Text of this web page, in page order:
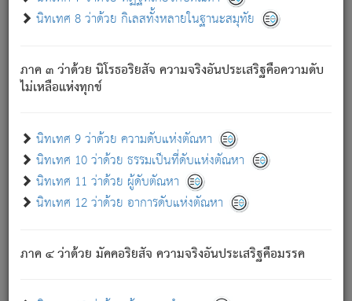
นิทเทศ 8 ว่าด้วย กิเลสทั้งหลายในฐานะสมุทัย
ภาค ๓ ว่าด้วย นิโรธอริยสัจ ความจริงอันประเสริฐคือความดับ
ไม่เหลือแห่งทุกข์
นิทเทศ 9 ว่าด้วย ความดับแห่งตัณหา
นิทเทศ 10 ว่าด้วย ธรรมเป็นที่ดับแห่งตัณหา
นิทเทศ 11 ว่าด้วย ผู้ดับตัณหา
นิทเทศ 12 ว่าด้วย อาการดับแห่งตัณหา
ภาค ๔ ว่าด้วย มัคคอริยสัจ ความจริงอันประเสริฐคือมรรค
นิพพาน.
ภพใหม่ย่อมไม่มีแก่ภิกษุนั้น ผู้ดับเย็นสนิทแล้ว เพราะไม่มี
ภิกษุนั้น เป็นผู้ครอบงำมารได้แล้ว ชนะสงครามแล้ว ก้าวล่วง
ภพทั้งหลายทั้งปวงได้แล้ว เป็นผู้คงที่ (คือไม่เปลี่ยนแปลงอีกต่อ
- อุ.ขุ. ๒๕/๑๒๑/๘๔.
(ข้อความนี้ เป็นพระพุทธอุทานที่ทรงเปล่งออก ที่โคนต้นโพธิ์
เป็นที่ตรัสรู้ เมื่อตรัสรู้แล้วได้ 7 วัน)